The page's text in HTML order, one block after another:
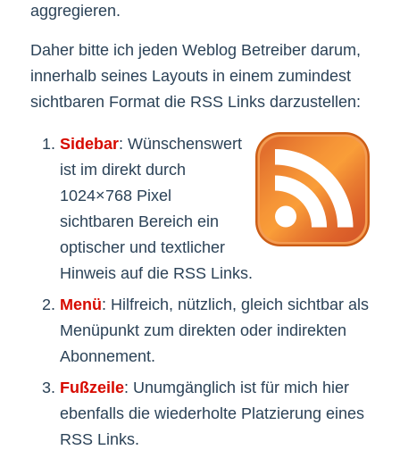
aggregieren.
Daher bitte ich jeden Weblog Betreiber darum,
innerhalb seines Layouts in einem zumindest
sichtbaren Format die RSS Links darzustellen:
Sidebar: Wünschenswert
ist im direkt durch
1024×768 Pixel
sichtbaren Bereich ein
optischer und textlicher
Hinweis auf die RSS Links.
Menü: Hilfreich, nützlich, gleich sichtbar als
Menüpunkt zum direkten oder indirekten
Abonnement.
Fußzeile: Unumgänglich ist für mich hier
ebenfalls die wiederholte Platzierung eines
RSS Links.